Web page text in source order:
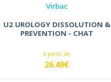
Virbac
U2 UROLOGY DISSOLUTION &
PREVENTION - CHAT
à partir de
26.49€